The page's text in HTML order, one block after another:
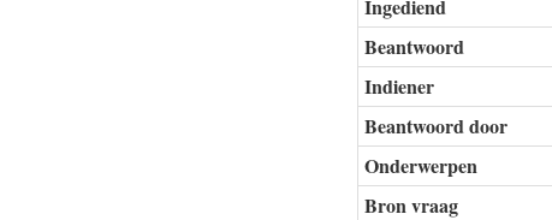
Ingediend
Beantwoord
Indiener
Beantwoord door
Onderwerpen
Bron vraag